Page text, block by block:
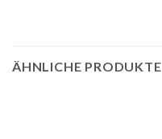
ÄHNLICHE PRODUKTE